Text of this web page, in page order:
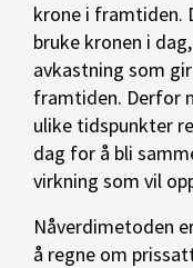
krone i framtiden.
bruke kronen i
avkastning som
framtiden. Derfor
ulike tidspunkter
dag for å bli
virkning som vil
Nåverdimetoden
å regne om